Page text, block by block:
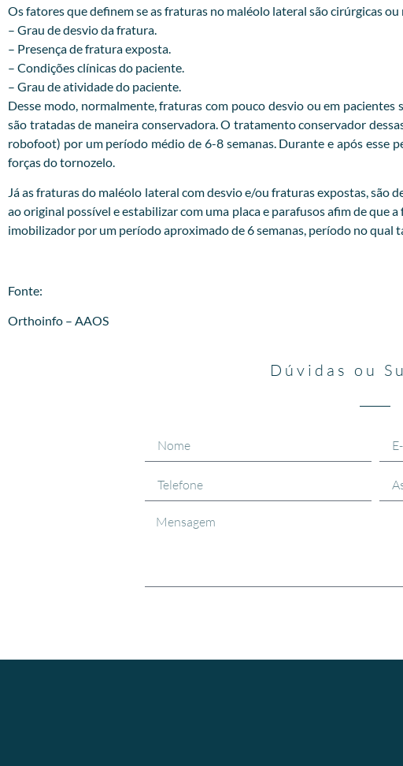
Os fatores que definem se as fraturas no maléolo lateral são cirúrgicas ou
– Grau de desvio da fratura.
– Presença de fratura exposta.
– Condições clínicas do paciente.
– Grau de atividade do paciente.
Desse modo, normalmente, fraturas com pouco desvio ou em
são tratadas de maneira conservadora. O tratamento conservador
robofoot) por um período médio de 6-8 semanas. Durante e após
forças do tornozelo.
Já as fraturas do maléolo lateral com desvio e/ou fraturas expostas,
ao original possível e estabilizar com uma placa e parafusos afim de que
imobilizador por um período aproximado de 6 semanas, período no qual
Fonte:
Orthoinfo – AAOS
Dúvidas ou